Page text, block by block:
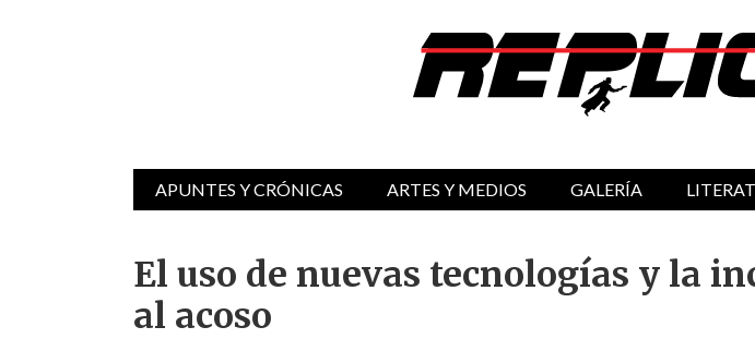
APUNTES Y CRÓNICAS ARTES Y MEDIOS GALERÍA
El uso de nuevas tecnologías y la
al acoso